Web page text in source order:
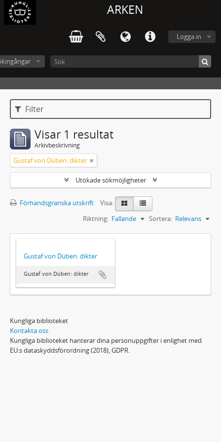
ARKEN
Logga in
Filter
Visar 1 resultat
Arkivbeskrivning
Gustaf von Düben: dikter
Utökade sökmöjligheter
Förhandsgranska utskrift
Visa:
Sortera: Relevans
Riktning: Fallande
Gustaf von Düben: dikter
Gustaf von Düben: dikter
Kungliga biblioteket
Kontakta oss
Kungliga biblioteket hanterar dina personuppgifter i enlighet med
EU:s dataskyddsförordning (2018), GDPR.